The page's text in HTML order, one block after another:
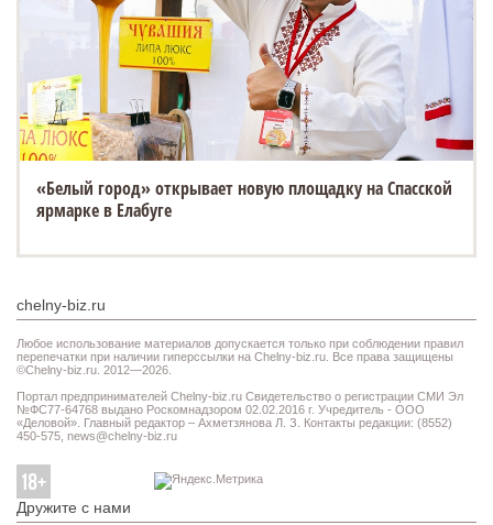
«Белый город» открывает новую площадку на Спасской
ярмарке в Елабуге
chelny-biz.ru
Любое использование материалов допускается только при соблюдении правил
перепечатки при наличии гиперссылки на Chelny-biz.ru. Все права защищены
©Chelny-biz.ru. 2012—2026.
Портал предпринимателей Chelny-biz.ru Свидетельство о регистрации СМИ Эл
№ФС77-64768 выдано Роскомнадзором 02.02.2016 г. Учредитель - ООО
«Деловой». Главный редактор – Ахметзянова Л. З. Контакты редакции: (8552)
450-575, news@chelny-biz.ru
Дружите с нами